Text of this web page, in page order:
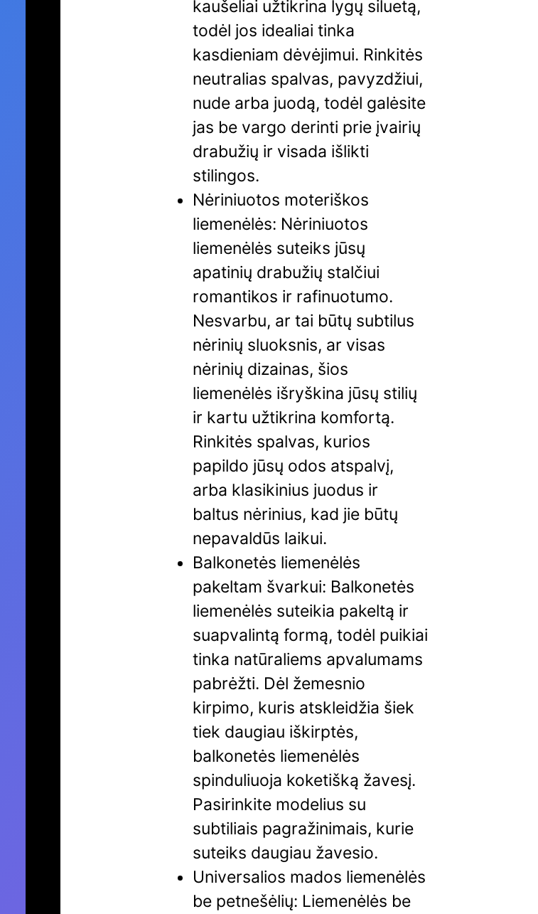
kaušeliai užtikrina lygų siluetą,
todėl jos idealiai tinka
kasdieniam dėvėjimui. Rinkitės
neutralias spalvas, pavyzdžiui,
nude arba juodą, todėl galėsite
jas be vargo derinti prie įvairių
drabužių ir visada išlikti
stilingos.
Nėriniuotos moteriškos
liemenėlės: Nėriniuotos
liemenėlės suteiks jūsų
apatinių drabužių stalčiui
romantikos ir rafinuotumo.
Nesvarbu, ar tai būtų subtilus
nėrinių sluoksnis, ar visas
nėrinių dizainas, šios
liemenėlės išryškina jūsų stilių
ir kartu užtikrina komfortą.
Rinkitės spalvas, kurios
papildo jūsų odos atspalvį,
arba klasikinius juodus ir
baltus nėrinius, kad jie būtų
nepavaldūs laikui.
Balkonetės liemenėlės
pakeltam švarkui: Balkonetės
liemenėlės suteikia pakeltą ir
suapvalintą formą, todėl puikiai
tinka natūraliems apvalumams
pabrėžti. Dėl žemesnio
kirpimo, kuris atskleidžia šiek
tiek daugiau iškirptės,
balkonetės liemenėlės
spinduliuoja koketišką žavesį.
Pasirinkite modelius su
subtiliais pagražinimais, kurie
suteiks daugiau žavesio.
Universalios mados liemenėlės
be petnešėlių: Liemenėlės be